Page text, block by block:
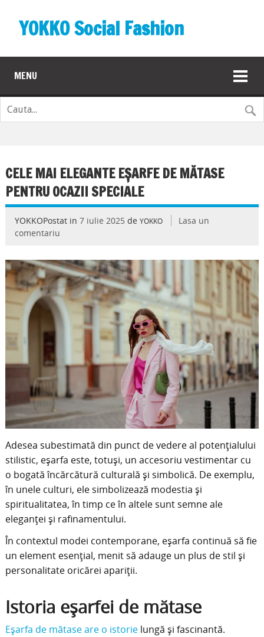
YOKKO Social Fashion
MENU
CELE MAI ELEGANTE EȘARFE DE MĂTASE
PENTRU OCAZII SPECIALE
YOKKOPostat in 7 iulie 2025 de YOKKO
Lasa un
comentariu
Adesea subestimată din punct de vedere al potențialului
stilistic, eșarfa este, totuși, un accesoriu vestimentar cu
o bogată încărcătură culturală și simbolică. De exemplu,
în unele culturi, ele simbolizează modestia și
spiritualitatea, în timp ce în altele sunt semne ale
eleganței și rafinamentului. ​
În contextul modei contemporane, eșarfa continuă să fie
un element esențial, menit să adauge un plus de stil și
personalitate oricărei apariții.
Istoria eșarfei de mătase
Eșarfa de mătase are o istorielungă și fascinantă.